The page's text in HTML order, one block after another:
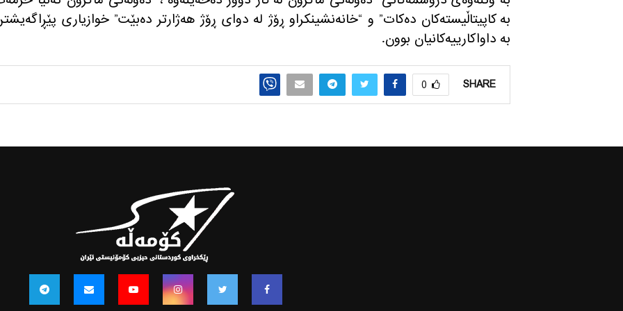
به‌ كاپیتاڵیسته‌كان ده‌كات” و “خانه‌نشینكراو ڕۆژ له‌ دوای ڕۆژ هه‌ژارتر ده‌بێت” خوازیاری
به‌ داواكارییه‌كانیان بوون.
SHARE
0